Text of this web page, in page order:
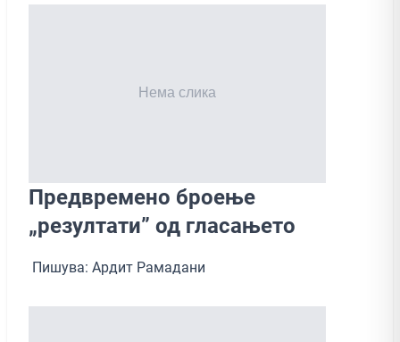
Предвремено броење
„резултати” од гласањето
Пишува: Ардит Рамадани